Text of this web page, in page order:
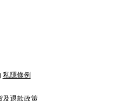
私隱條例
及退款政策